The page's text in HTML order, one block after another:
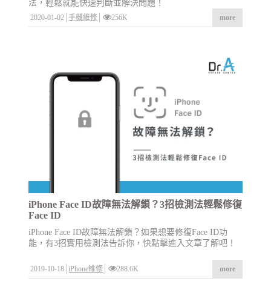
法，輕鬆就能快速判斷並解決問題！
2020-01-02 手機維修 256K more
iPhone Face ID故障無法解鎖？3招檢測法輕鬆修復
Face ID
iPhone Face ID故障無法解鎖？如果想要修復Face ID功
能，有3招實用檢測法告訴你，快點擊進入文章了解吧！
2019-10-18 iPhone維修 288.6K more